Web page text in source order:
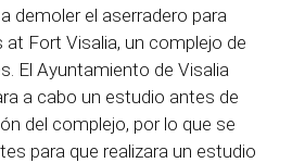
demoler el aserradero para
Fort Visalia, un complejo de
El Ayuntamiento de Visalia
a cabo un estudio antes de
del complejo, por lo que se
para que realizara un estudio